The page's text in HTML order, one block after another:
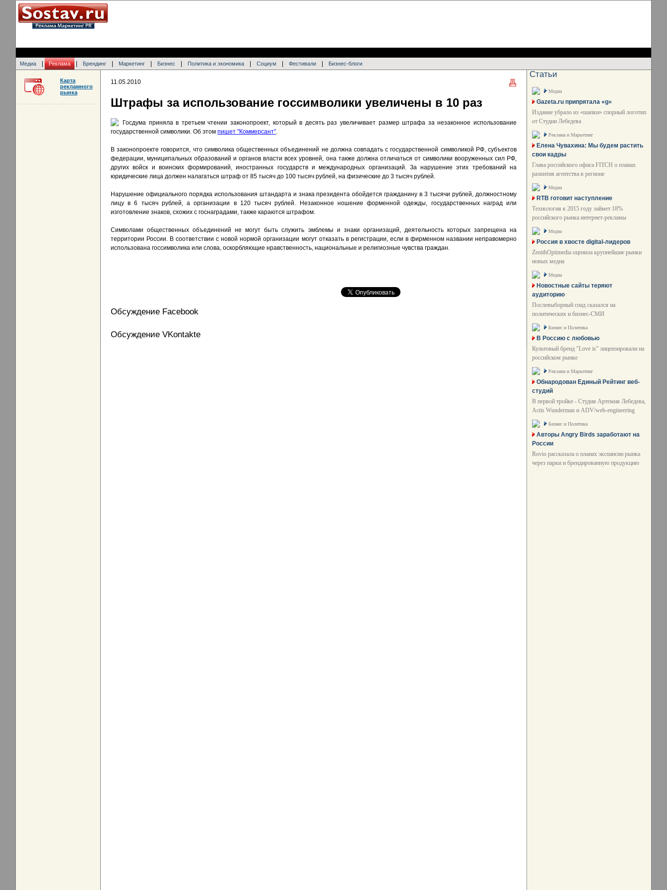
Медиа Реклама Брендинг Маркетинг Бизнес Политика и экономика Социум Фестивали Бизнес-блоги
11.05.2010
Штрафы за использование госсимволики увеличены в 10 раз
Госдума приняла в третьем чтении законопроект, который в десять раз увеличивает размер штрафа за незаконное использование
государственной символики. Об этом пишет "Коммерсант".
В законопроекте говорится, что символика общественных объединений не должна совпадать с государственной символикой РФ, субъектов
федерации, муниципальных образований и органов власти всех уровней, она также должна отличаться от символики вооруженных сил РФ,
других войск и воинских формирований, иностранных государств и международных организаций. За нарушение этих требований на
юридические лица должен налагаться штраф от 85 тысяч до 100 тысяч рублей, на физические до 3 тысяч рублей.
Нарушение официального порядка использования штандарта и знака президента обойдется гражданину в 3 тысячи рублей, должностному
лицу в 6 тысяч рублей, а организации в 120 тысяч рублей. Незаконное ношение форменной одежды, государственных наград или
изготовление знаков, схожих с госнаградами, также караются штрафом.
Символами общественных объединений не могут быть служить эмблемы и знаки организаций, деятельность которых запрещена на
территории России. В соответствии с новой нормой организации могут отказать в регистрации, если в фирменном названии неправомерно
использована госсимволика или слова, оскорбляющие нравственность, национальные и религиозные чувства граждан.
Обсуждение Facebook
Обсуждение VKontakte
Карта
рекламного
рынка
Статьи
Медиа
Gazeta.ru припрятала «g»
Издание убрало из «шапки» спорный логотип
от Студии Лебедева
Реклама и Маркетинг
Елена Чувахина: Мы будем растить
свои кадры
Глава российского офиса FITCH о планах
развития агентства в регионе
Медиа
RTB готовит наступление
Технология к 2015 году займет 18%
российского рынка интернет-рекламы
Медиа
Россия в хвосте digital-лидеров
ZenithOptimedia оценила крупнейшие рынки
новых медиа
Медиа
Новостные сайты теряют
аудиторию
Послевыборный спад сказался на
политических и бизнес-СМИ
Бизнес и Политика
В Россию с любовью
Культовый бренд "Love is" лицензировали на
российском рынке
Реклама и Маркетинг
Обнародован Единый Рейтинг веб-
студий
В первой тройке - Студия Артемия Лебедева,
Actis Wunderman и ADV/web-engineering
Бизнес и Политика
Авторы Angry Birds заработают на
России
Rovio рассказала о планах экспансии рынка
через парки и брендированную продукцию